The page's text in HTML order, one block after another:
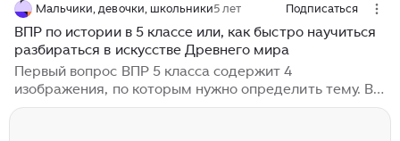
Мальчики, девочки, школьники5 лет Подписаться
ВПР по истории в 5 классе или, как быстро научиться
разбираться в искусстве Древнего мира
Первый вопрос ВПР 5 класса содержит 4
изображения, по которым нужно определить тему. В
некоторых случаях картинки могут быть похожими.